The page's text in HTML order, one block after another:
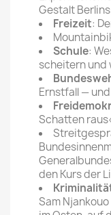
Gestalt
Freizeit:
Schule:
scheitern und
Ernstfall —
Schatten
den Kurs der
Sam